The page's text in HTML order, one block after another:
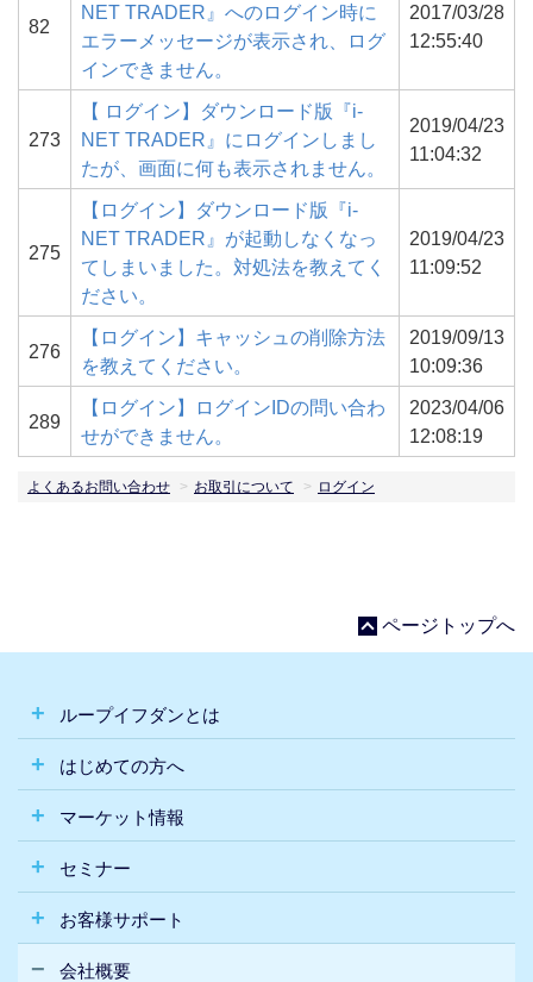
82
NET TRADER』へのログイン時に
エラーメッセージが表示され、ログ
インできません。
2017/03/28
12:55:40
273
【 ログイン】ダウンロード版『i-
NET TRADER』にログインしまし
たが、画面に何も表示されません。
2019/04/23
11:04:32
275
【ログイン】ダウンロード版『i-
NET TRADER』が起動しなくなっ
てしまいました。対処法を教えてく
ださい。
2019/04/23
11:09:52
276
【ログイン】キャッシュの削除方法
を教えてください。
2019/09/13
10:09:36
289
【ログイン】ログインIDの問い合わ
せができません。
2023/04/06
12:08:19
よくあるお問い合わせ お取引について ログイン
ページトップへ
ループイフダンとは
はじめての方へ
マーケット情報
セミナー
お客様サポート
会社概要